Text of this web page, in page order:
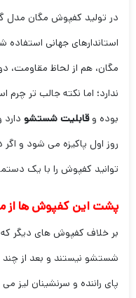
در تولید کفپوش مگان مدل
استاندارهای جهانی
مگان، هم از لحاظ مقاومت،
ندارد؛ اما نکته جالب تر
بوده وقابلیت شستشو
روز اول پاکیزه می شود و
توانید کفپوش را با یک
پشت این کفپوش ها از
بر خلاف کفپوش های دیگر
شستشو نیستند و بعد از
پای راننده و سرنشینان لیز